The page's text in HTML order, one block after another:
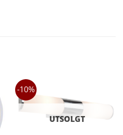
-10%
UTSOLGT